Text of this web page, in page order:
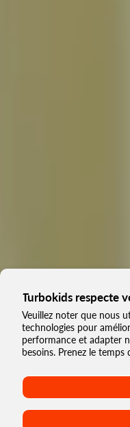
Turbokids respecte
Veuillez noter que nous
technologies pour
performance et adapter
besoins. Prenez le temps